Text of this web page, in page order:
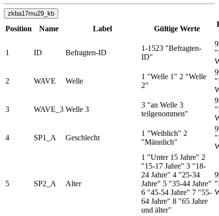
zkba17mu29_kb
Position Name Label Gültige Werte
1 ID Befragten-ID
1-1523 "Befragten-
ID"
2 WAVE Welle
1 "Welle 1" 2 "Welle
2"
3 WAVE_3 Welle 3
3 "an Welle 3
teilgenommen"
4 SP1_A Geschlecht
1 "Weiblich" 2
"Männlich"
5 SP2_A Alter
1 "Unter 15 Jahre" 2
"15-17 Jahre" 3 "18-
24 Jahre" 4 "25-34
Jahre" 5 "35-44 Jahre"
6 "45-54 Jahre" 7 "55-
64 Jahre" 8 "65 Jahre
und älter"